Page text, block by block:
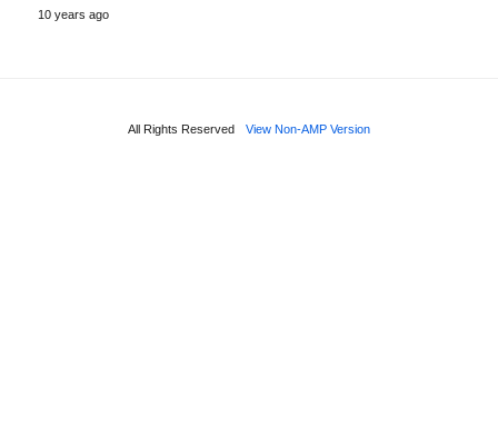
10 years ago
All Rights Reserved View Non-AMP Version